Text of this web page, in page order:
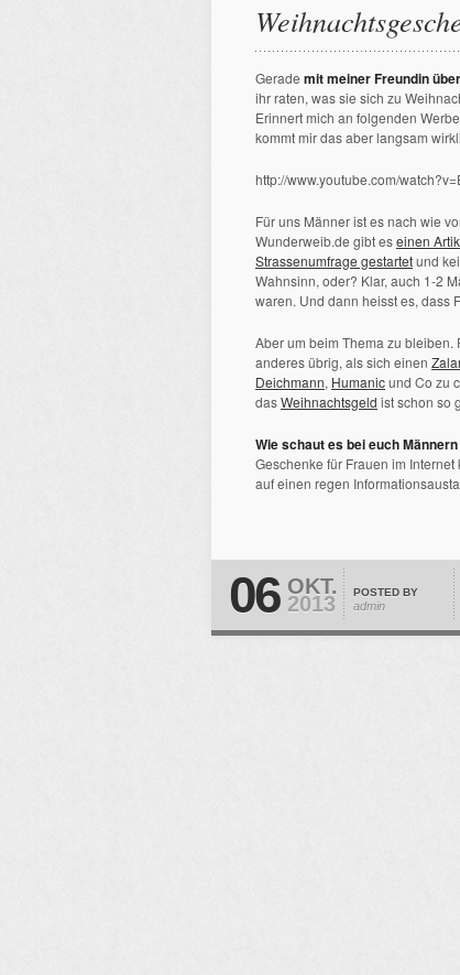
Gerade mit meiner Freundin
ihr raten, was sie sich zu
Erinnert mich an folgenden
kommt mir das aber langsam
http://www.youtube.com/
Für uns Männer ist es nach wie
Wunderweib.de gibt eseinen
Strassenumfrage gestartetund
Wahnsinn, oder? Klar, auch 1-2
waren. Und dann heisst es, dass
Aber um beim Thema zu
anderes übrig, als sich einen
Deichmann, Humanicund Co zu
dasWeihnachtsgeld ist schon so
Wie schaut es bei euch
Geschenke für Frauen im
auf einen regen
06 OKT.
2013 POSTED BY
admin